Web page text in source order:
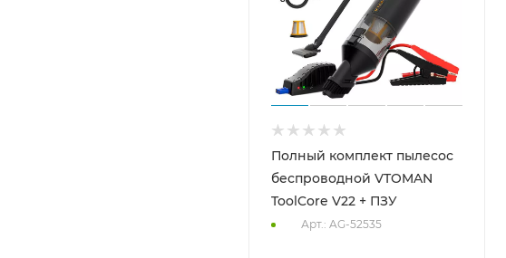
Полный комплект пылесос
беспроводной VTOMAN
ToolCore V22 + ПЗУ
Арт.: AG-52535